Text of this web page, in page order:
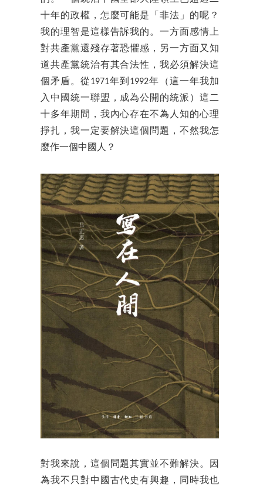
十年的政權，怎麼可能是「非法」的呢？
我的理智是這樣告訴我的。一方面感情上
對共產黨還殘存著恐懼感，另一方面又知
道共產黨統治有其合法性，我必須解決這
個矛盾。從1971年到1992年（這一年我加
入中國統一聯盟，成為公開的統派）這二
十多年期間，我內心存在不為人知的心理
掙扎，我一定要解決這個問題，不然我怎
麼作一個中國人？
對我來說，這個問題其實並不難解決。因
為我不只對中國古代史有興趣，同時我也